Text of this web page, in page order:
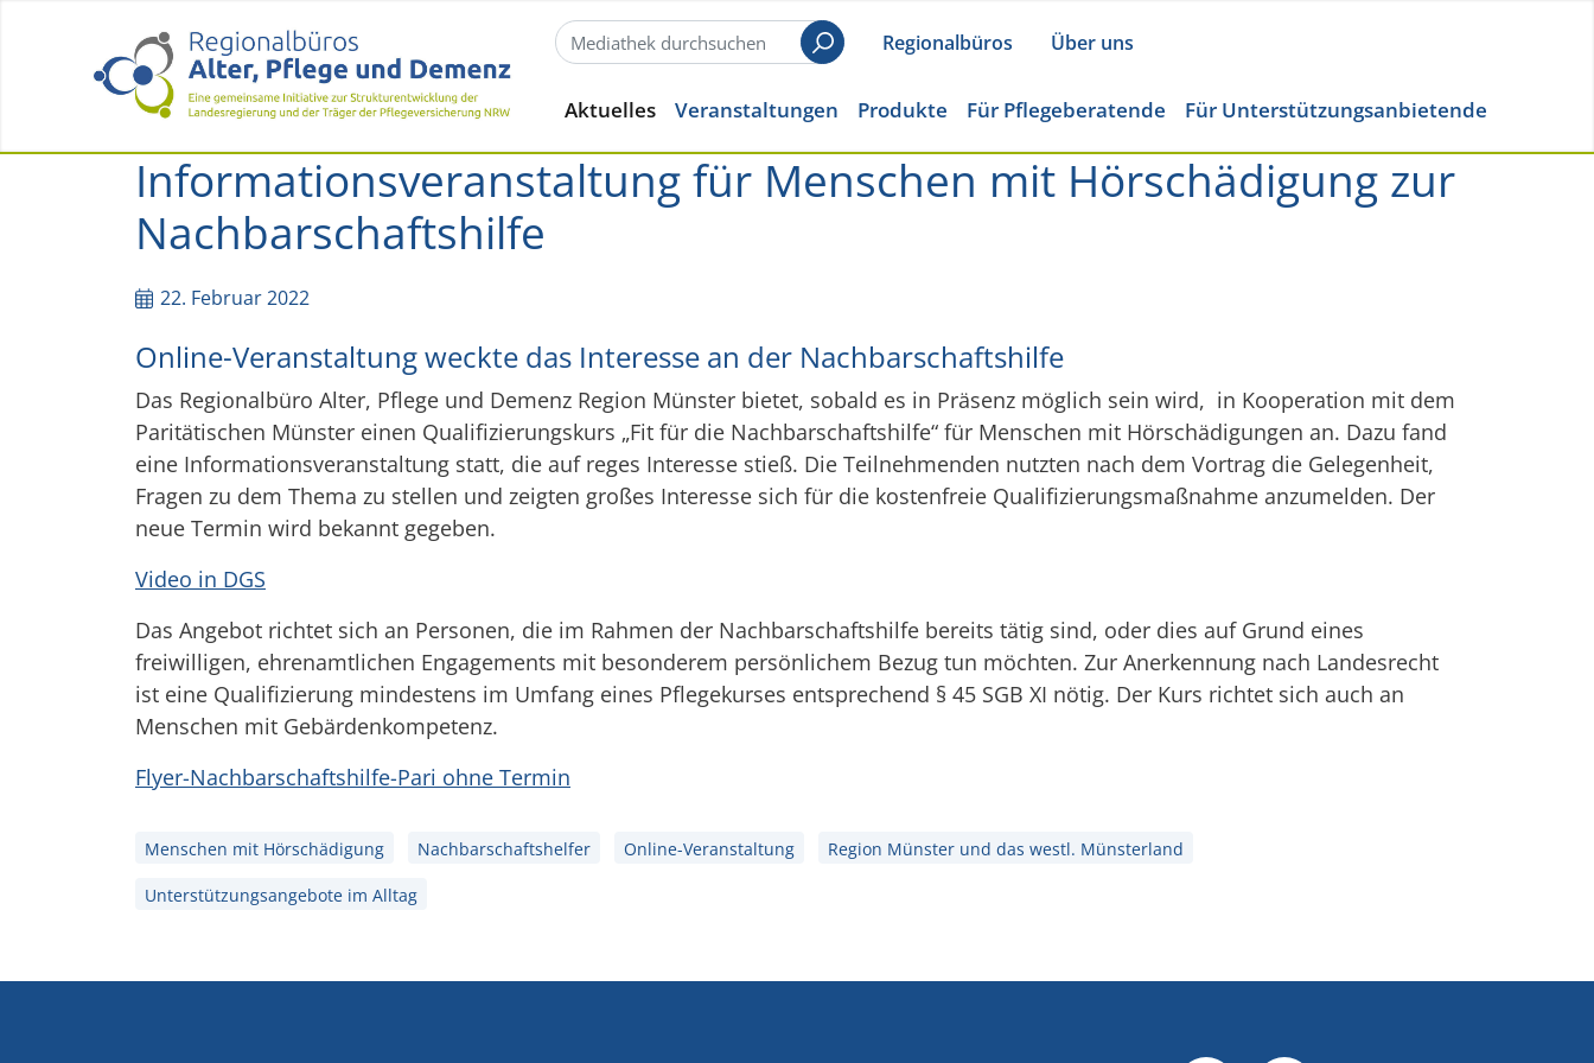
SuchenRegionalbüros Über uns
Aktuelles Veranstaltungen Produkte Für Pflegeberatende Für Unterstützungsanbietende
Informationsveranstaltung für Menschen mit Hörschädigung zur
Nachbarschaftshilfe
22. Februar 2022
Online-Veranstaltung weckte das Interesse an der Nachbarschaftshilfe
Das Regionalbüro Alter, Pflege und Demenz Region Münster bietet, sobald es in Präsenz möglich sein wird, in Kooperation mit dem
Paritätischen Münster einen Qualifizierungskurs „Fit für die Nachbarschaftshilfe“ für Menschen mit Hörschädigungen an. Dazu fand
eine Informationsveranstaltung statt, die auf reges Interesse stieß. Die Teilnehmenden nutzten nach dem Vortrag die Gelegenheit,
Fragen zu dem Thema zu stellen und zeigten großes Interesse sich für die kostenfreie Qualifizierungsmaßnahme anzumelden. Der
neue Termin wird bekannt gegeben.
Video in DGS
Das Angebot richtet sich an Personen, die im Rahmen der Nachbarschaftshilfe bereits tätig sind, oder dies auf Grund eines
freiwilligen, ehrenamtlichen Engagements mit besonderem persönlichem Bezug tun möchten. Zur Anerkennung nach Landesrecht
ist eine Qualifizierung mindestens im Umfang eines Pflegekurses entsprechend § 45 SGB XI nötig. Der Kurs richtet sich auch an
Menschen mit Gebärdenkompetenz.
Flyer-Nachbarschaftshilfe-Pari ohne Termin
Menschen mit Hörschädigung Nachbarschaftshelfer Online-Veranstaltung Region Münster und das westl. Münsterland
Unterstützungsangebote im Alltag